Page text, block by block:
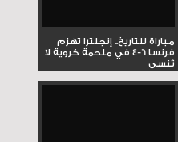
مباراة للتاريخ.. إنجلترا تهزم
فرنسا 6-4 في ملحمة كروية لا
تُنسى